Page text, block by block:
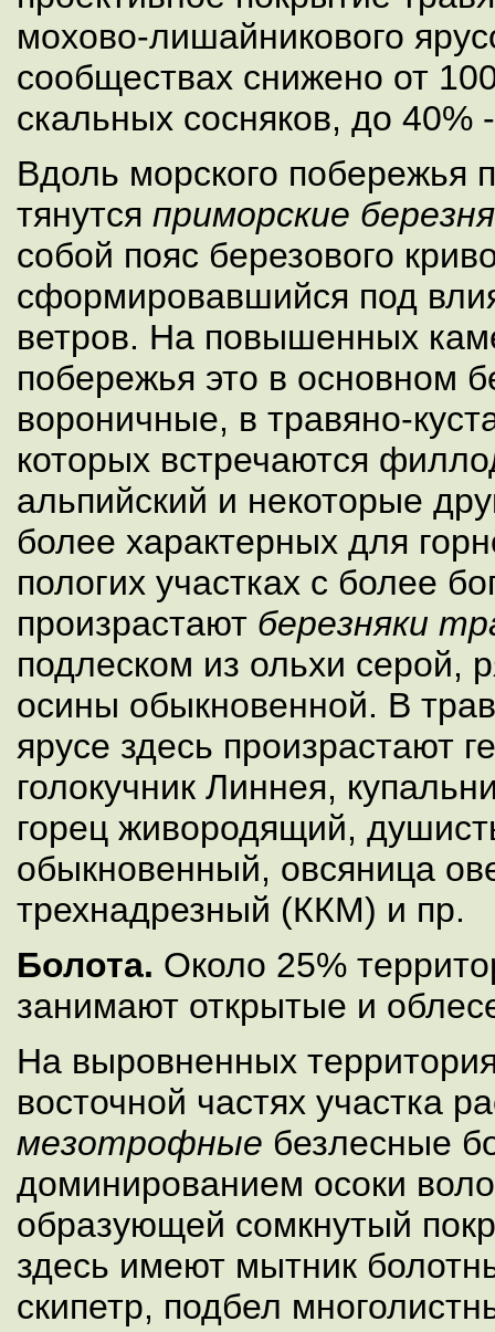
мохово-лишайникового
сообществах снижено от
скальных сосняков, до 40%
Вдоль морского побережья
тянутся приморские
собой пояс березового
сформировавшийся под
ветров. На повышенных
побережья это в основном
вороничные, в травяно-
которых встречаются
альпийский и некоторые
более характерных для
пологих участках с более
произрастают березняки
подлеском из ольхи серой,
осины обыкновенной. В
ярусе здесь произрастают
голокучник Линнея,
горец живородящий,
обыкновенный, овсяница
трехнадрезный (ККМ) и пр.
Болота. Около 25%
занимают открытые и
На выровненных
восточной частях участка
мезотрофные безлесные
доминированием осоки
образующей сомкнутый
здесь имеют мытник
скипетр, подбел